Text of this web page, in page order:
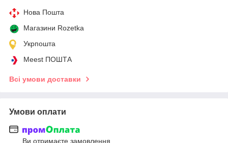
Нова Пошта
Магазини Rozetka
Укрпошта
Meest ПОШТА
Всі умови доставки
Умови оплати
Ви отримаєте замовлення